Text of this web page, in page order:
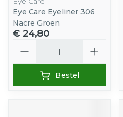
Eye Care Eyeliner 306
Nacre Groen
€ 24,80
Bestel